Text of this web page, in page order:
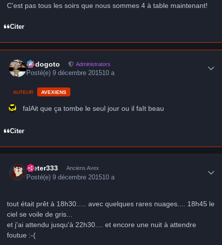
C'est pas tous les soirs que nous sommes 4 à table maintenant!
Citer
frédogoto Administrators
Posté(e)9 décembre 201510 a
AUTEUR AVEXIENS
falAit que ça tombe le seul jour ou il faIt beau
Citer
Dieter333 Anciens Avex
Posté(e)9 décembre 201510 a
tout était prêt à 18h30..... avec quelques rares nuages.... 18h45 le
ciel se voile de gris...
et j'ai attendu jusqu'à 22h30.... et encore une nuit à attendre
foutue :-(